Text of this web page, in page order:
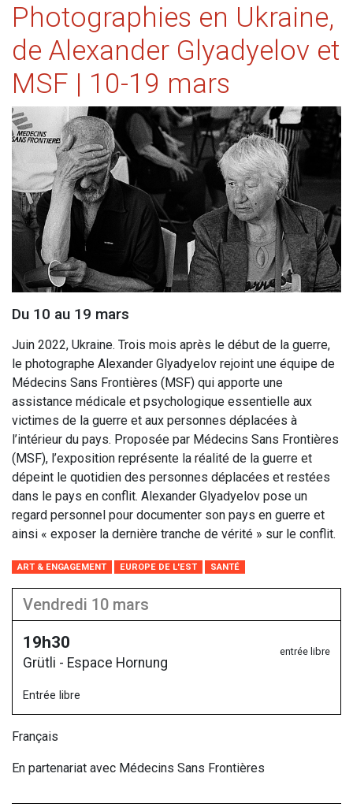
Photographies en Ukraine,
de Alexander Glyadyelov et
MSF | 10-19 mars
Du 10 au 19 mars
Juin 2022, Ukraine. Trois mois après le début de la guerre,
le photographe Alexander Glyadyelov rejoint une équipe de
Médecins Sans Frontières (MSF) qui apporte une
assistance médicale et psychologique essentielle aux
victimes de la guerre et aux personnes déplacées à
l’intérieur du pays. Proposée par Médecins Sans Frontières
(MSF), l’exposition représente la réalité de la guerre et
dépeint le quotidien des personnes déplacées et restées
dans le pays en conflit. Alexander Glyadyelov pose un
regard personnel pour documenter son pays en guerre et
ainsi « exposer la dernière tranche de vérité » sur le conflit.
ART & ENGAGEMENT EUROPE DE L'EST SANTÉ
vendredi 10 mars
19h30
Grütli - Espace Hornung
entrée libre
Entrée libre
Français
En partenariat avec Médecins Sans Frontières